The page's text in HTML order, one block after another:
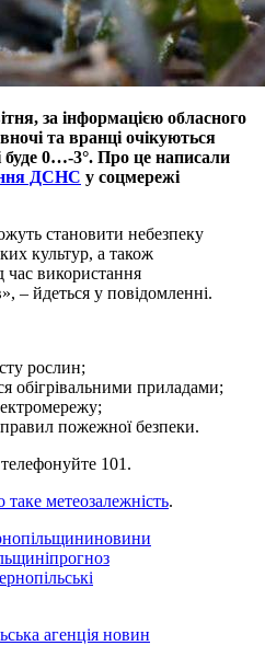
за інформацією обласного
та вранці очікуються
буде 0…-3°. Про це написали
ДСНС у соцмережі
становити небезпеку
культур, а також
використання
– йдеться у повідомленні.
рослин;
обігрівальними приладами;
пожежної безпеки.
телефонуйте 101.
таке метеозалежність.
новини
прогноз
агенція новин